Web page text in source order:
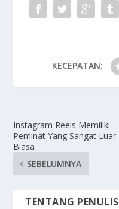
KECEPATAN:
Instagram Reels Memiliki
Peminat Yang Sangat Luar
Biasa
SEBELUMNYA
TENTANG PENULIS